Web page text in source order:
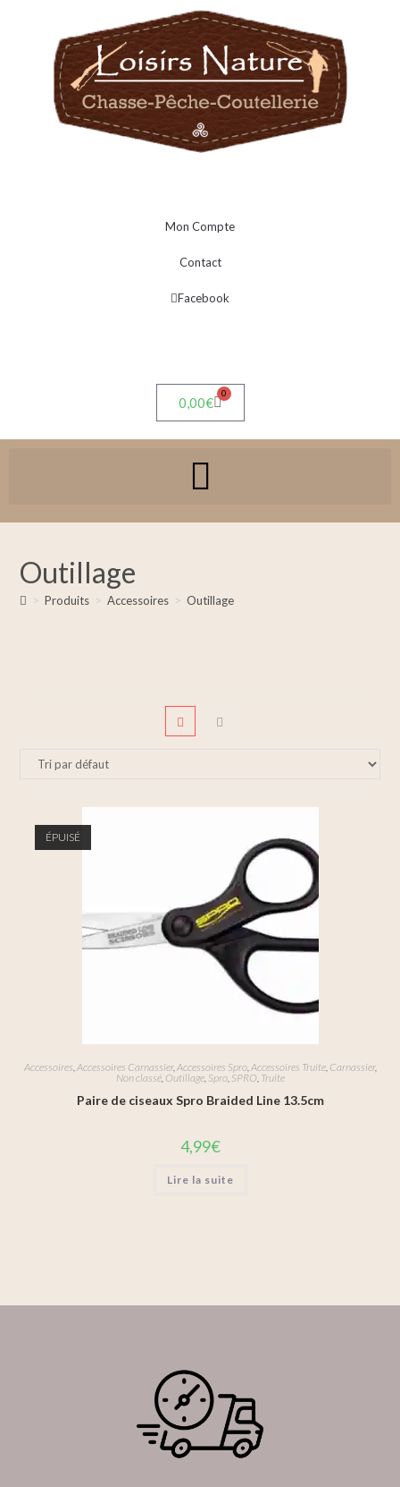
Mon Compte
Contact
Facebook
0,00€
0
Outillage
> Produits > Accessoires > Outillage
ÉPUISÉ
Accessoires,Accessoires Carnassier,Accessoires Spro,Accessoires Truite, Carnassier,
Non classé, Outillage, Spro, SPRO, Truite
Paire de ciseaux Spro Braided Line 13.5cm
4,99€
Lire la suite